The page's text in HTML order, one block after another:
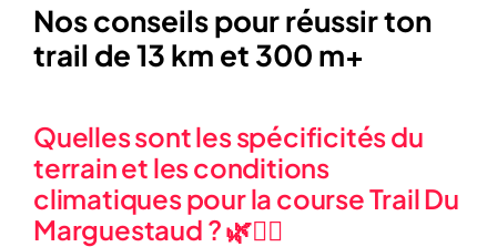
Nos conseils pour réussir ton
trail de 13 km et 300 m+
Quelles sont les spécificités du
terrain et les conditions
climatiques pour la course Trail Du
Marguestaud ? 🌿🏃‍♂️